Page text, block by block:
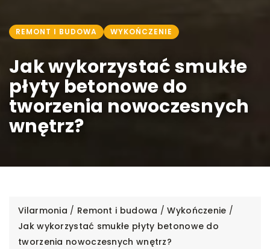
REMONT I BUDOWA WYKOŃCZENIE
Jak wykorzystać smukłe
płyty betonowe do
tworzenia nowoczesnych
wnętrz?
Vilarmonia / Remont i budowa /Wykończenie /
Jak wykorzystać smukłe płyty betonowe do
tworzenia nowoczesnych wnętrz?